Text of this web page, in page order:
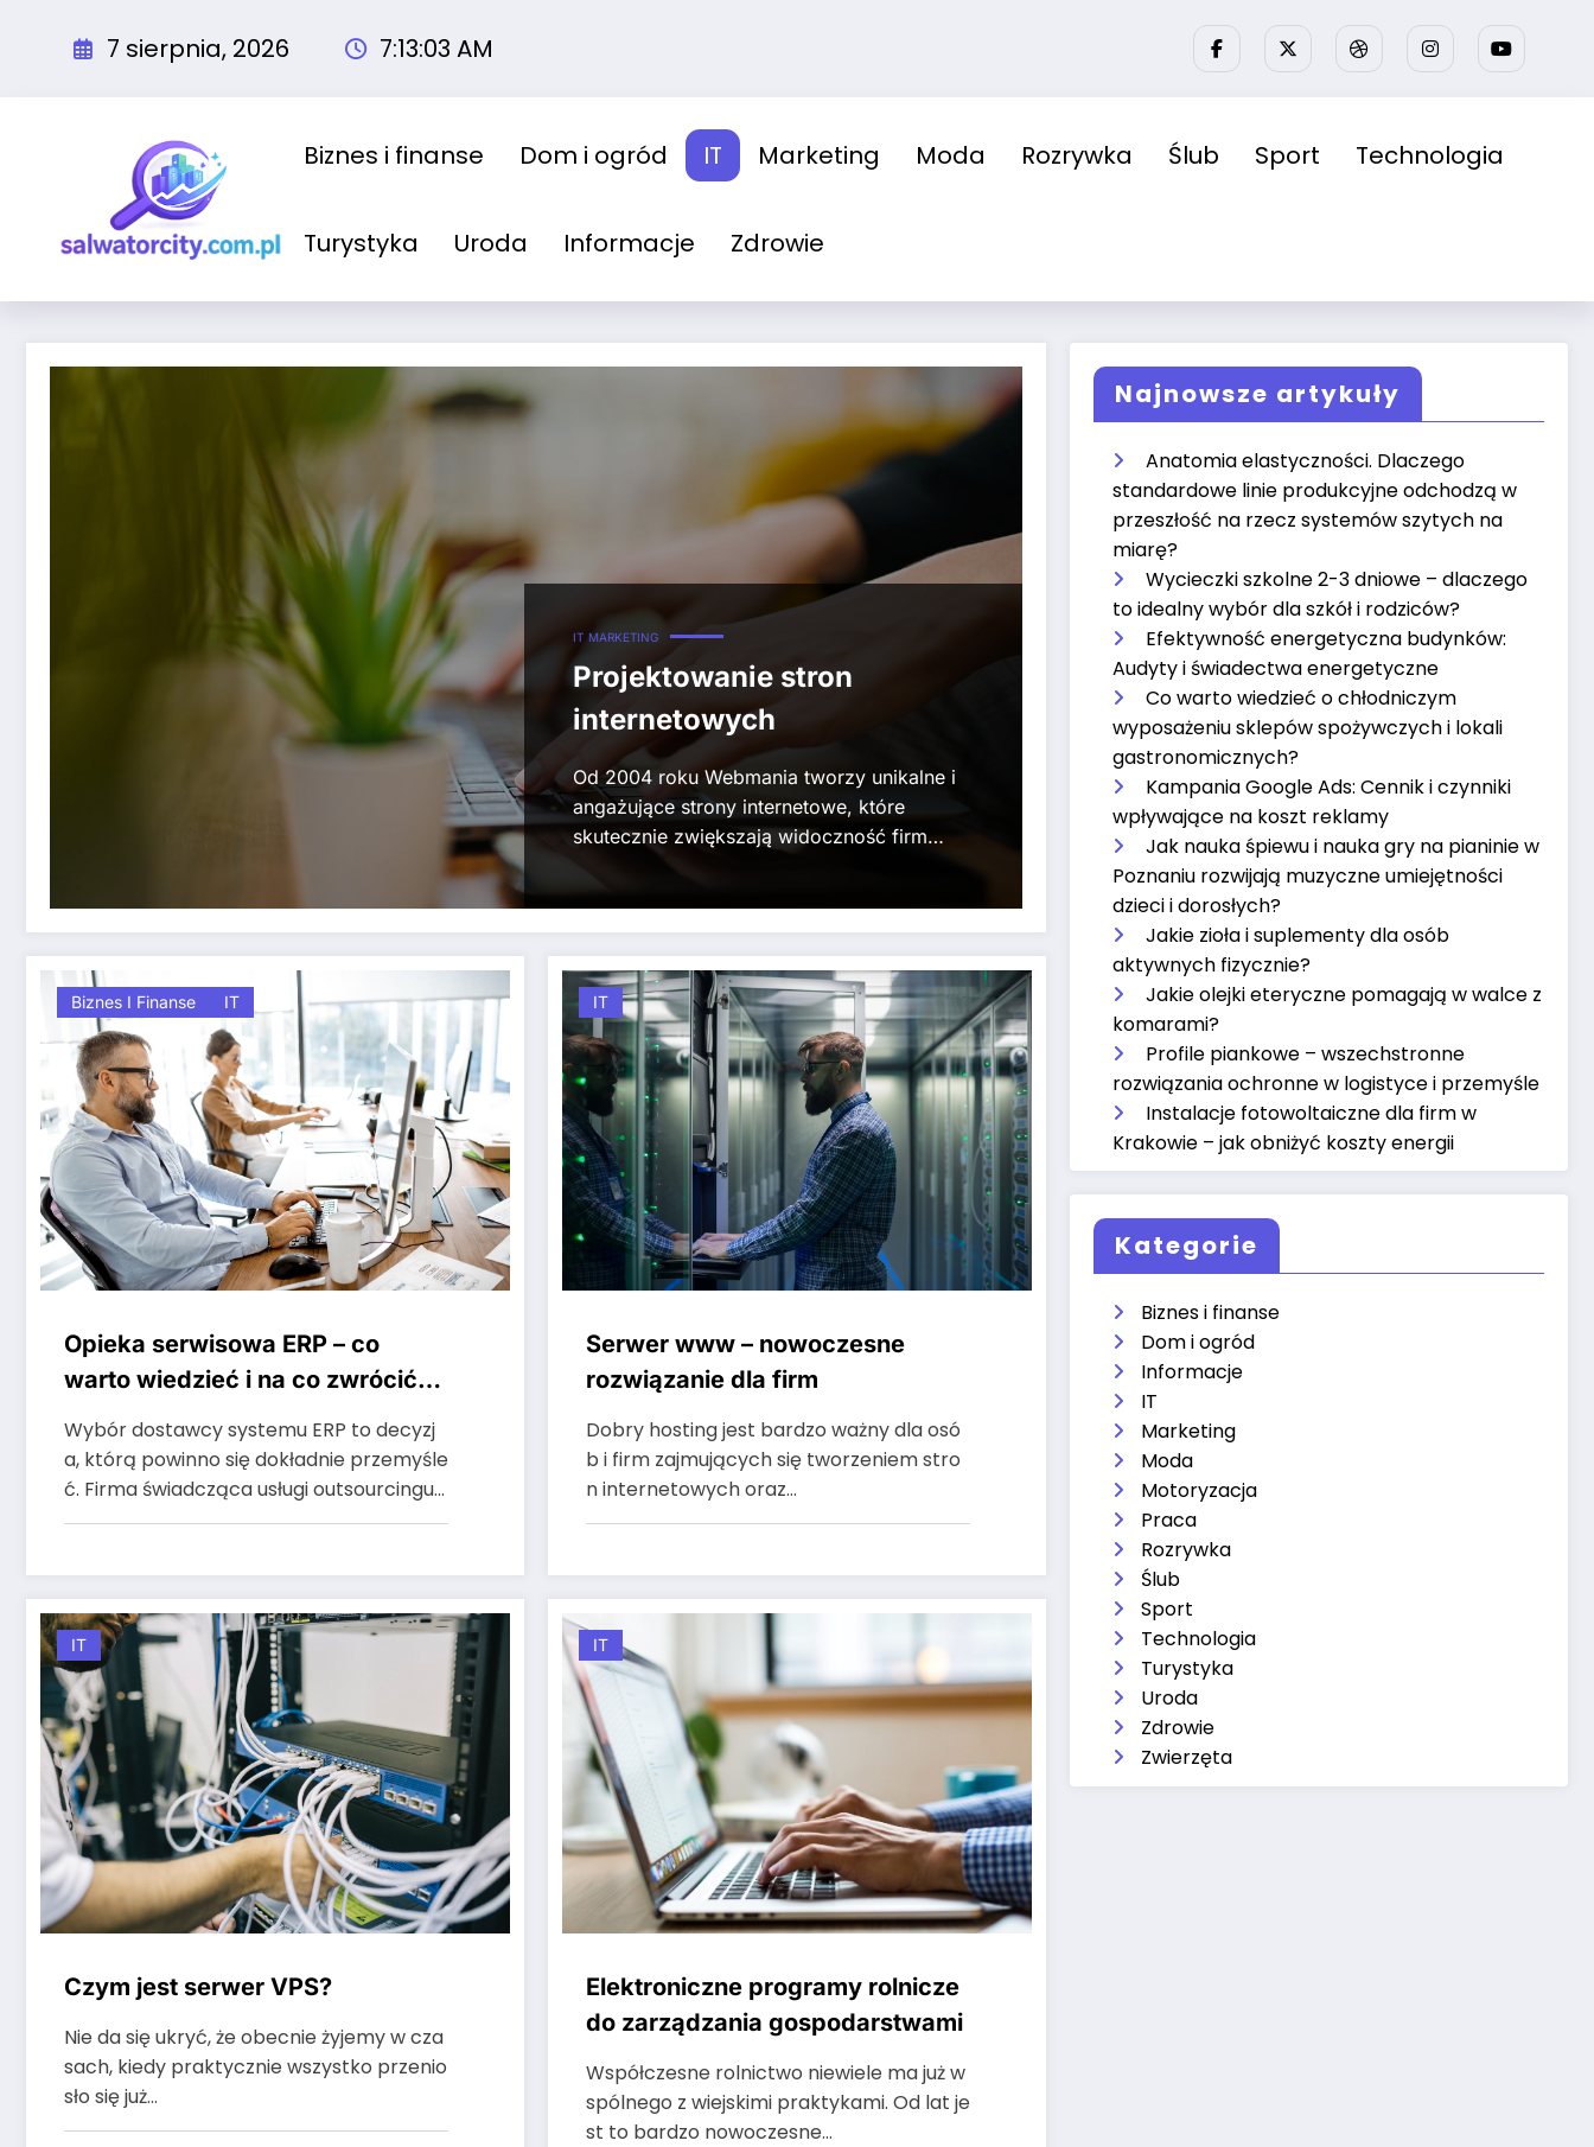
7 sierpnia, 2026 7:13:04 AM
Biznes i finanse Dom i ogród IT Marketing Moda Rozrywka Ślub Sport Technologia
Turystyka Uroda Informacje Zdrowie
IT MARKETING
Projektowanie stron
internetowych
Od 2004 roku Webmania tworzy unikalne i
angażujące strony internetowe, które
skutecznie zwiększają widoczność firm…
Biznes I Finanse IT
Opieka serwisowa ERP – co
warto wiedzieć i na co zwrócić
uwagę?
Wybór dostawcy systemu ERP to decyzj
a, którą powinno się dokładnie przemyśle
ć. Firma świadcząca usługi outsourcingu…
IT
Serwer www – nowoczesne
rozwiązanie dla firm
Dobry hosting jest bardzo ważny dla osó
b i firm zajmujących się tworzeniem stro
n internetowych oraz…
IT
Czym jest serwer VPS?
Nie da się ukryć, że obecnie żyjemy w cza
sach, kiedy praktycznie wszystko przenio
sło się już…
IT
Elektroniczne programy rolnicze
do zarządzania gospodarstwami
Współczesne rolnictwo niewiele ma już w
spólnego z wiejskimi praktykami. Od lat je
st to bardzo nowoczesne…
Najnowsze artykuły
Anatomia elastyczności. Dlaczego
standardowe linie produkcyjne odchodzą w
przeszłość na rzecz systemów szytych na
miarę?
Wycieczki szkolne 2-3 dniowe – dlaczego
to idealny wybór dla szkół i rodziców?
Efektywność energetyczna budynków:
Audyty i świadectwa energetyczne
Co warto wiedzieć o chłodniczym
wyposażeniu sklepów spożywczych i lokali
gastronomicznych?
Kampania Google Ads: Cennik i czynniki
wpływające na koszt reklamy
Jak nauka śpiewu i nauka gry na pianinie w
Poznaniu rozwijają muzyczne umiejętności
dzieci i dorosłych?
Jakie zioła i suplementy dla osób
aktywnych fizycznie?
Jakie olejki eteryczne pomagają w walce z
komarami?
Profile piankowe – wszechstronne
rozwiązania ochronne w logistyce i przemyśle
Instalacje fotowoltaiczne dla firm w
Krakowie – jak obniżyć koszty energii
Kategorie
Biznes i finanse
Dom i ogród
Informacje
IT
Marketing
Moda
Motoryzacja
Praca
Rozrywka
Ślub
Sport
Technologia
Turystyka
Uroda
Zdrowie
Zwierzęta